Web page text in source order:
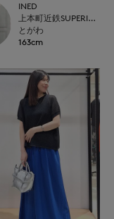
INED
上本町近鉄SUPERIORCLOSET
とがわ
163cm